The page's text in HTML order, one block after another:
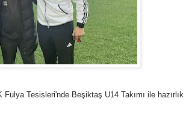
Tesisleri'nde Beşiktaş U14 Takımı ile hazırlık